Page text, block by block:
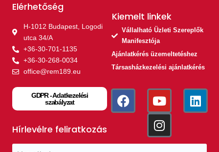
Elérhetőség
H-1012 Budapest, Logodi
utca 34/A
+36-30-701-1135
+36-30-268-0034
office@rem189.eu
GDPR - Adatkezelési
szabályzat
Kiemelt linkek​
Vállalható Üzleti Szereplők
Manifesztója
Ajánlatkérés üzemeltetéshez
Társasházkezelési ajánlatkérés
Hírlevélre feliratkozás